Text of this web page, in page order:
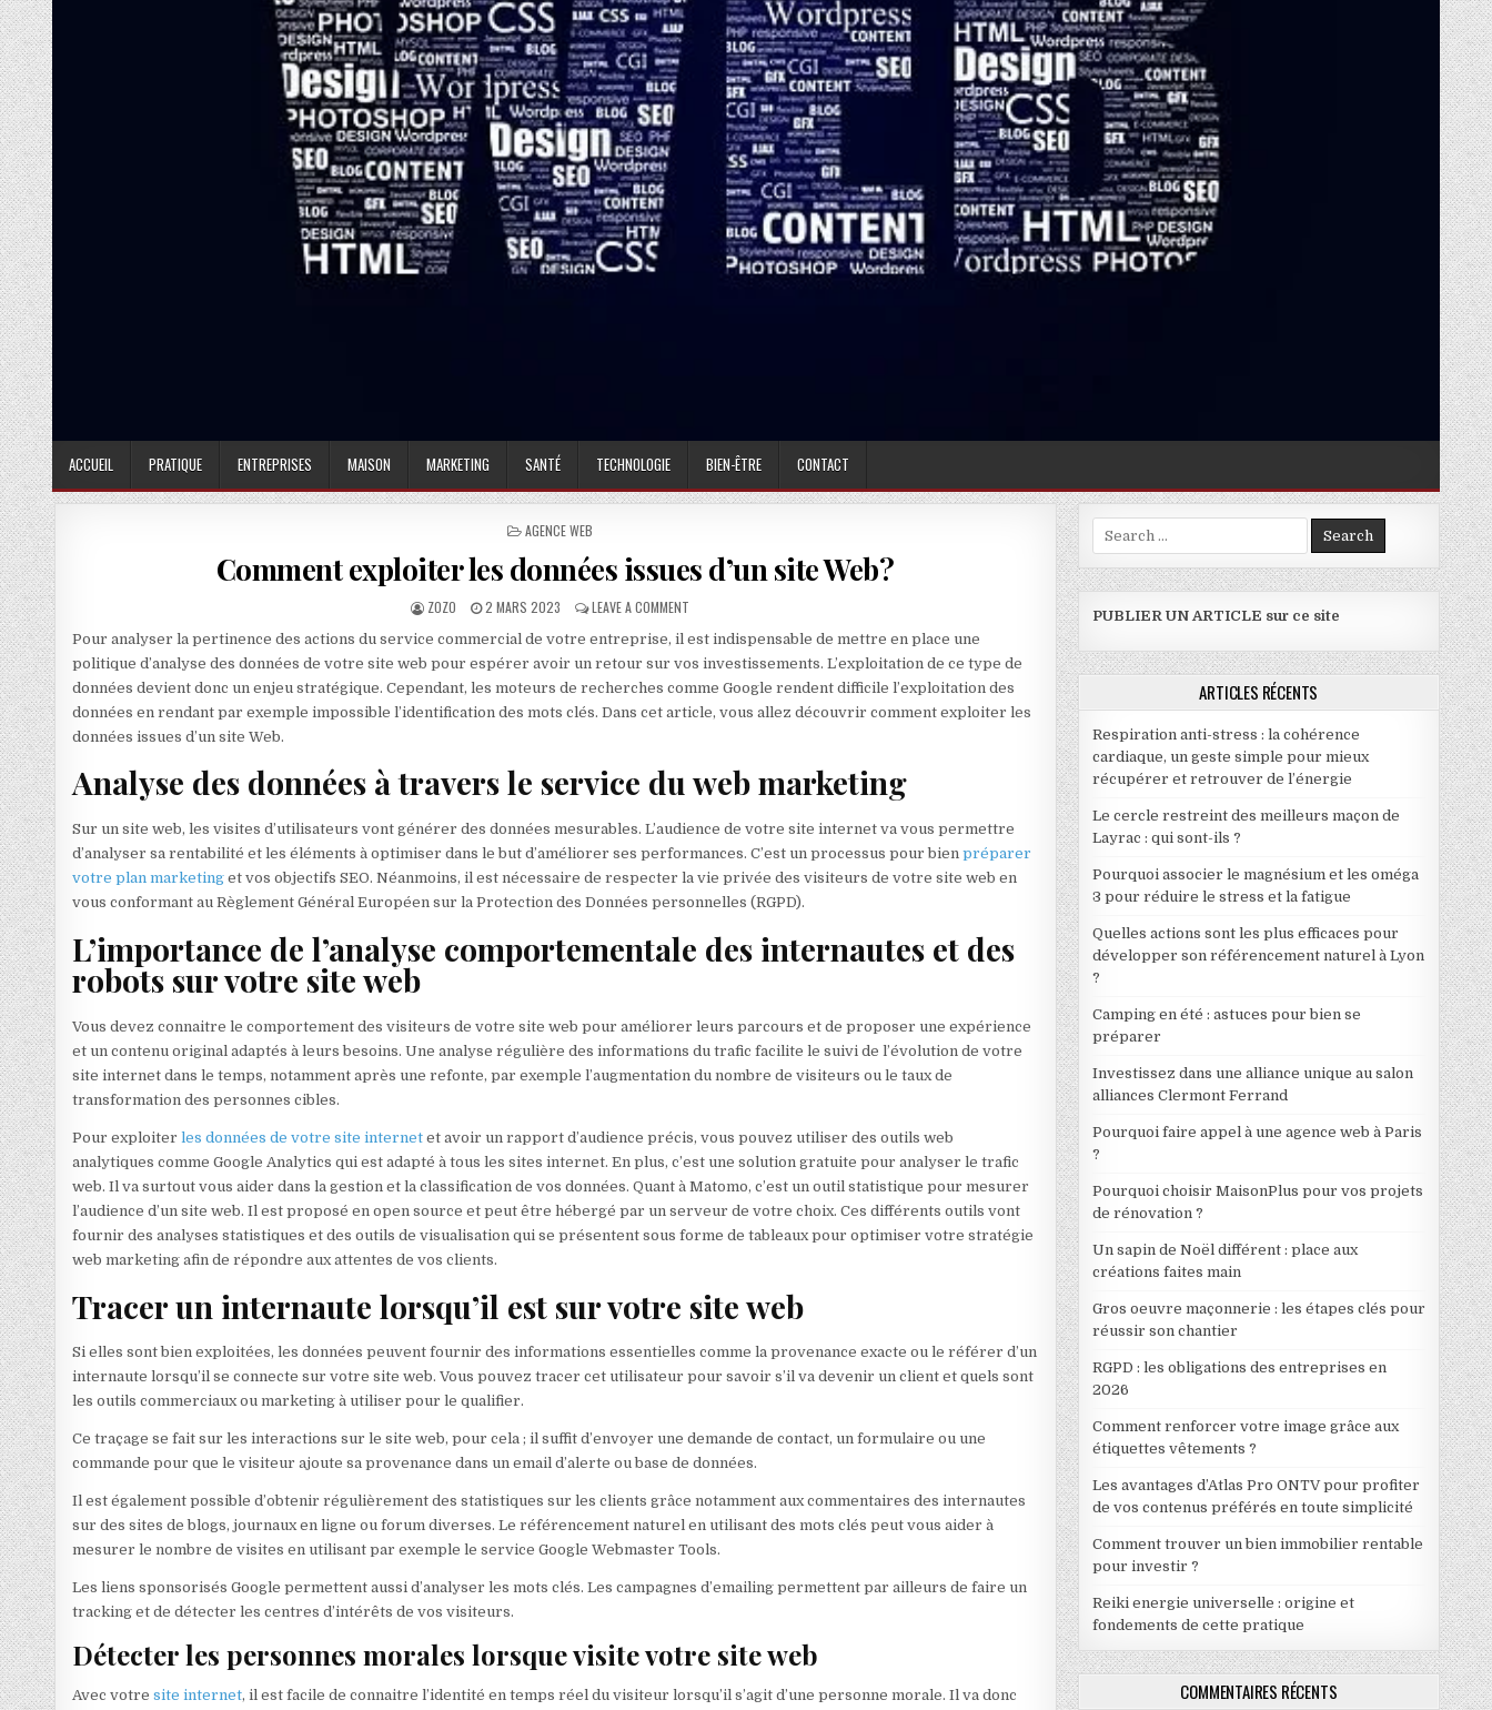
ACCUEIL PRATIQUE ENTREPRISES MAISON MARKETING SANTÉ TECHNOLOGIE BIEN-ÊTRE CONTACT
POSTED IN
AGENCE WEB
Comment exploiter les données issues d’un site Web ?
AUTHOR:
ZOZO PUBLISHED DATE:
2 MARS 2023 LEAVE A COMMENTON COMMENT EXPLOITER LES DONNÉES ISSUES D’UN SITE WEB ?
Pour analyser la pertinence des actions du service commercial de votre entreprise, il est indispensable de mettre en place une
politique d’analyse des données de votre site web pour espérer avoir un retour sur vos investissements. L’exploitation de ce type de
données devient donc un enjeu stratégique. Cependant, les moteurs de recherches comme Google rendent difficile l’exploitation des
données en rendant par exemple impossible l’identification des mots clés. Dans cet article, vous allez découvrir comment exploiter les
données issues d’un site Web.
Analyse des données à travers le service du web marketing
Sur un site web, les visites d’utilisateurs vont générer des données mesurables. L’audience de votre site internet va vous permettre
d’analyser sa rentabilité et les éléments à optimiser dans le but d’améliorer ses performances. C’est un processus pour bienpréparer
votre plan marketing et vos objectifs SEO. Néanmoins, il est nécessaire de respecter la vie privée des visiteurs de votre site web en
vous conformant au Règlement Général Européen sur la Protection des Données personnelles (RGPD).
L’importance de l’analyse comportementale des internautes et des
robots sur votre site web
Vous devez connaitre le comportement des visiteurs de votre site web pour améliorer leurs parcours et de proposer une expérience
et un contenu original adaptés à leurs besoins. Une analyse régulière des informations du trafic facilite le suivi de l’évolution de votre
site internet dans le temps, notamment après une refonte, par exemple l’augmentation du nombre de visiteurs ou le taux de
transformation des personnes cibles.
Pour exploiterles données de votre site internet et avoir un rapport d’audience précis, vous pouvez utiliser des outils web
analytiques comme Google Analytics qui est adapté à tous les sites internet. En plus, c’est une solution gratuite pour analyser le trafic
web. Il va surtout vous aider dans la gestion et la classification de vos données. Quant à Matomo, c’est un outil statistique pour mesurer
l’audience d’un site web. Il est proposé en open source et peut être hébergé par un serveur de votre choix. Ces différents outils vont
fournir des analyses statistiques et des outils de visualisation qui se présentent sous forme de tableaux pour optimiser votre stratégie
web marketing afin de répondre aux attentes de vos clients.
Tracer un internaute lorsqu’il est sur votre site web
Si elles sont bien exploitées, les données peuvent fournir des informations essentielles comme la provenance exacte ou le référer d’un
internaute lorsqu’il se connecte sur votre site web. Vous pouvez tracer cet utilisateur pour savoir s’il va devenir un client et quels sont
les outils commerciaux ou marketing à utiliser pour le qualifier.
Ce traçage se fait sur les interactions sur le site web, pour cela ; il suffit d’envoyer une demande de contact, un formulaire ou une
commande pour que le visiteur ajoute sa provenance dans un email d’alerte ou base de données.
Il est également possible d’obtenir régulièrement des statistiques sur les clients grâce notamment aux commentaires des internautes
sur des sites de blogs, journaux en ligne ou forum diverses. Le référencement naturel en utilisant des mots clés peut vous aider à
mesurer le nombre de visites en utilisant par exemple le service Google Webmaster Tools.
Les liens sponsorisés Google permettent aussi d’analyser les mots clés. Les campagnes d’emailing permettent par ailleurs de faire un
tracking et de détecter les centres d’intérêts de vos visiteurs.
Détecter les personnes morales lorsque visite votre site web
Avec votresite internet, il est facile de connaitre l’identité en temps réel du visiteur lorsqu’il s’agit d’une personne morale. Il va donc
Search for:
PUBLIER UN ARTICLE sur ce site
ARTICLES RÉCENTS
Respiration anti-stress : la cohérence
cardiaque, un geste simple pour mieux
récupérer et retrouver de l’énergie
Le cercle restreint des meilleurs maçon de
Layrac : qui sont-ils ?
Pourquoi associer le magnésium et les oméga
3 pour réduire le stress et la fatigue
Quelles actions sont les plus efficaces pour
développer son référencement naturel à Lyon
?
Camping en été : astuces pour bien se
préparer
Investissez dans une alliance unique au salon
alliances Clermont Ferrand
Pourquoi faire appel à une agence web à Paris
?
Pourquoi choisir MaisonPlus pour vos projets
de rénovation ?
Un sapin de Noël différent : place aux
créations faites main
Gros oeuvre maçonnerie : les étapes clés pour
réussir son chantier
RGPD : les obligations des entreprises en
2026
Comment renforcer votre image grâce aux
étiquettes vêtements ?
Les avantages d’Atlas Pro ONTV pour profiter
de vos contenus préférés en toute simplicité
Comment trouver un bien immobilier rentable
pour investir ?
Reiki energie universelle : origine et
fondements de cette pratique
COMMENTAIRES RÉCENTS